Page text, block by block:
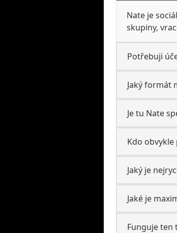
Nate je
skupiny,
Potřebuji
Jaký formát
Je tu Nate
Kdo obvykle
Jaký je
Jaké je
Funguje ten